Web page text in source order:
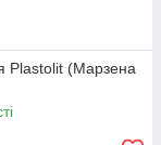
Plastolit (Марзена